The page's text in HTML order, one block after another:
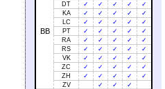
BB
DT
✓ ✓ ✓ ✓
✓
KA
✓ ✓ ✓ ✓
✓
LC
✓ ✓ ✓ ✓
✓
PT
✓ ✓ ✓ ✓
✓
RA
✓ ✓ ✓ ✓
✓
RS
✓ ✓ ✓ ✓
✓
VK
✓ ✓ ✓ ✓
✓
ZC
✓ ✓ ✓ ✓
✓
ZH
✓ ✓ ✓ ✓
✓
ZV
✓ ✓ ✓